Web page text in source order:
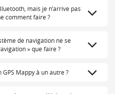
mais je n’arrive pas
comment faire ?
de navigation ne se
» que faire ?
Mappy à un autre ?